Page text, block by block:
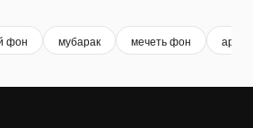
фон мубарак мечеть фон